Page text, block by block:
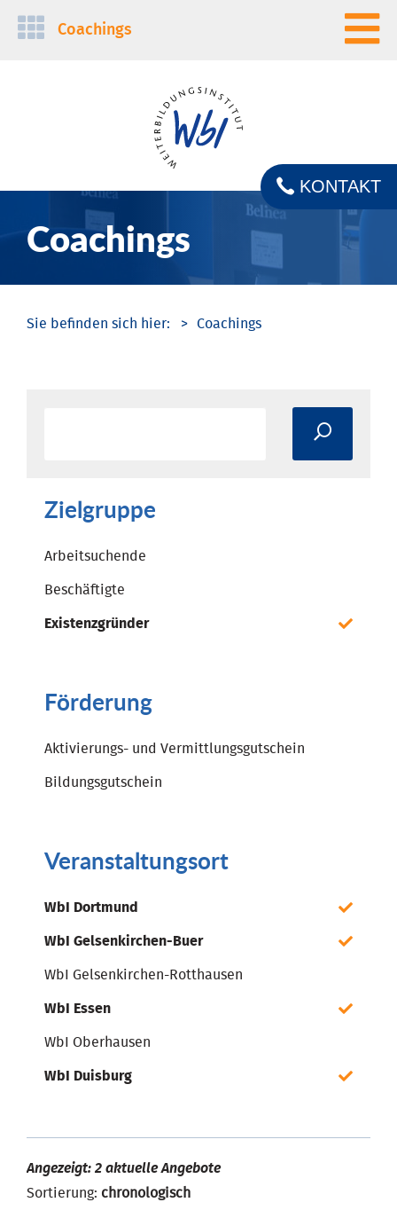
Navigation
Coachings
Coachings
KONTAKT
Coachings
Zielgruppe
Arbeitsuchende
Beschäftigte
Existenzgründer
Förderung
Aktivierungs- und Vermittlungsgutschein
Bildungsgutschein
Veranstaltungsort
WbI Dortmund
WbI Gelsenkirchen-Buer
WbI Gelsenkirchen-Rotthausen
WbI Essen
WbI Oberhausen
WbI Duisburg
Angezeigt: 2 aktuelle Angebote
Sortierung: chronologisch